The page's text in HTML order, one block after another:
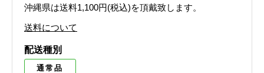
沖縄県は送料1,100円(税込)を頂戴致します。
送料について
配送種別
通常品